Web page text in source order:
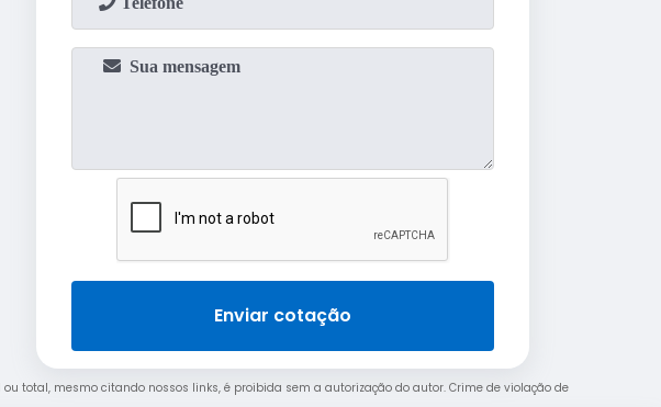
Enviar cotação
total, mesmo citando nossos links, é proibida sem a autorização do autor. Crime de violação de